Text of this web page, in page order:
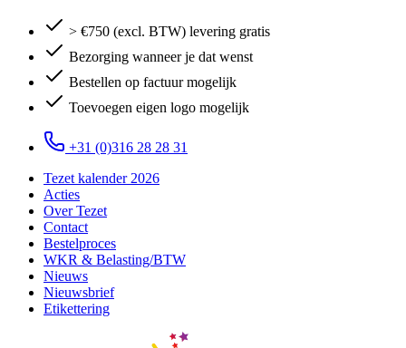
> €750 (excl. BTW) levering gratis
Bezorging wanneer je dat wenst
Bestellen op factuur mogelijk
Toevoegen eigen logo mogelijk
+31 (0)316 28 28 31
Tezet kalender 2026
Acties
Over Tezet
Contact
Bestelproces
WKR & Belasting/BTW
Nieuws
Nieuwsbrief
Etikettering